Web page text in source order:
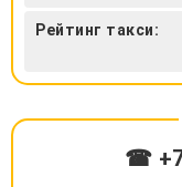
Рейтинг такси:
☎ +7